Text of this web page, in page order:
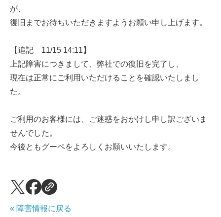
が、
復旧までお待ちいただきますようお願い申し上げます。
【追記 11/15 14:11】
上記障害につきまして、弊社での復旧を完了し、
現在は正常にご利用いただけることを確認いたしまし
た。
ご利用のお客様には、ご迷惑をおかけし申し訳ございま
せんでした。
今後ともグーペをよろしくお願いいたします。
« 障害情報に戻る